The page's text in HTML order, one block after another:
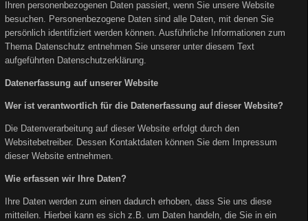
Ihren personenbezogenen Daten passiert, wenn Sie unsere Website
besuchen. Personenbezogene Daten sind alle Daten, mit denen Sie
persönlich identifiziert werden können. Ausführliche Informationen zum
Thema Datenschutz entnehmen Sie unserer unter diesem Text
aufgeführten Datenschutzerklärung.
Datenerfassung auf unserer Website
Wer ist verantwortlich für die Datenerfassung auf dieser Website?
Die Datenverarbeitung auf dieser Website erfolgt durch den
Websitebetreiber. Dessen Kontaktdaten können Sie dem Impressum
dieser Website entnehmen.
Wie erfassen wir Ihre Daten?
Ihre Daten werden zum einen dadurch erhoben, dass Sie uns diese
mitteilen. Hierbei kann es sich z.B. um Daten handeln, die Sie in ein